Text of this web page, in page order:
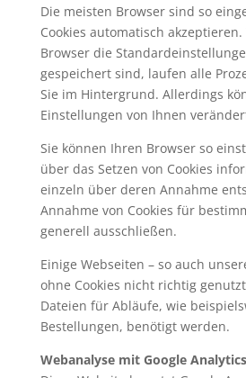
Die meisten Browser sind so
Cookies automatisch
Browser die
gespeichert sind, laufen alle
Sie im Hintergrund. Allerdings
Einstellungen von Ihnen
Sie können Ihren Browser so
über das Setzen von Cookies
einzeln über deren Annahme
Annahme von Cookies für
generell ausschließen.
Einige Webseiten – so auch
ohne Cookies nicht richtig
Dateien für Abläufe, wie
Bestellungen, benötigt werden.
Webanalyse mit Google Analytics